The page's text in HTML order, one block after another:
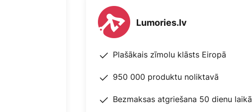
Lumories.lv
Plašākais zīmolu klāsts Eiropā
950 000 produktu noliktavā
Bezmaksas atgriešana 50 dienu laikā